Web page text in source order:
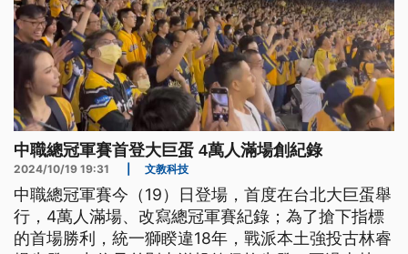
中職總冠軍賽首登大巨蛋 4萬人滿場創紀錄
2024/10/19 19:31 文教科技
中職總冠軍賽今（19）日登場，首度在台北大巨蛋舉
行，4萬人滿場、改寫總冠軍賽紀錄；為了搶下指標
的首場勝利，統一獅睽違18年，戰派本土強投古林睿